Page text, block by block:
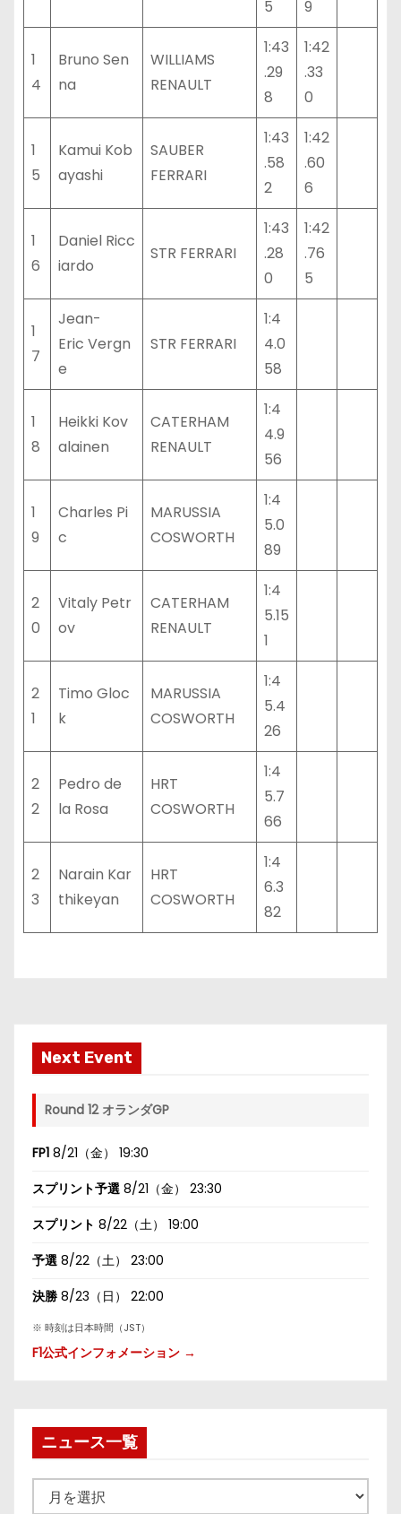
5
9
1
4
Bruno Sen
na
WILLIAMS
RENAULT
1:43
.29
8
1:42
.33
0
1
5
Kamui Kob
ayashi
SAUBER
FERRARI
1:43
.58
2
1:42
.60
6
1
6
Daniel Ricc
iardo
STR FERRARI
1:43
.28
0
1:42
.76
5
1
7
Jean-
Eric Vergn
e
STR FERRARI
1:4
4.0
58
1
8
Heikki Kov
alainen
CATERHAM
RENAULT
1:4
4.9
56
1
9
Charles Pi
c
MARUSSIA
COSWORTH
1:4
5.0
89
2
0
Vitaly Petr
ov
CATERHAM
RENAULT
1:4
5.15
1
2
1
Timo Gloc
k
MARUSSIA
COSWORTH
1:4
5.4
26
2
2
Pedro de
la Rosa
HRT
COSWORTH
1:4
5.7
66
2
3
Narain Kar
thikeyan
HRT
COSWORTH
1:4
6.3
82
Next Event
Round 12 オランダGP
FP1 8/21（金） 19:30
スプリント予選 8/21（金） 23:30
スプリント 8/22（土） 19:00
予選 8/22（土） 23:00
決勝 8/23（日） 22:00
※ 時刻は日本時間（JST）
F1公式インフォメーション →
ニュース一覧